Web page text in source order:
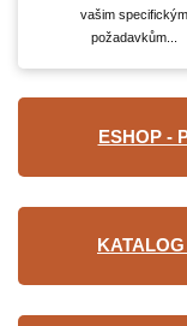
vašim specifickým
požadavkům...
ESHOP -